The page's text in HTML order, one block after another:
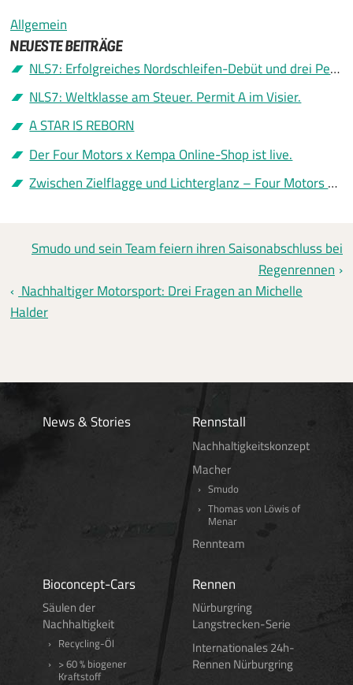
Allgemein
NEUESTE BEITRÄGE
NLS7: Erfolgreiches Nordschleifen-Debüt und drei Permit A
NLS7: Weltklasse am Steuer. Permit A im Visier.
A STAR IS REBORN
Der Four Motors x Kempa Online-Shop ist live.
Zwischen Zielflagge und Lichterglanz – Four Motors sagt Danke
Smudo und sein Team feiern ihren Saisonabschluss bei
Regenrennen
Nachhaltiger Motorsport: Drei Fragen an Michelle
Halder
News & Stories Rennstall
Nachhaltigkeitskonzept
Macher
Smudo
Thomas von Löwis of
Menar
Rennteam
Bioconcept-Cars
Säulen der
Nachhaltigkeit
Recycling-Öl
> 60 % biogener
Kraftstoff
Rennen
Nürburgring
Langstrecken-Serie
Internationales 24h-
Rennen Nürburgring